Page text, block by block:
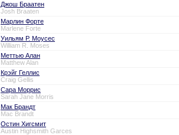
Джош Браатен
Josh Braaten
Марлин Форте
Marlene Forte
Уильям Р. Моусес
William R. Moses
Меттью Алан
Matthew Alan
Крэйг Геллис
Craig Gellis
Сара Моррис
Sarah Jane Morris
Мак Брандт
Mac Brandt
Остин Хигсмит
Austin Highsmith Garces